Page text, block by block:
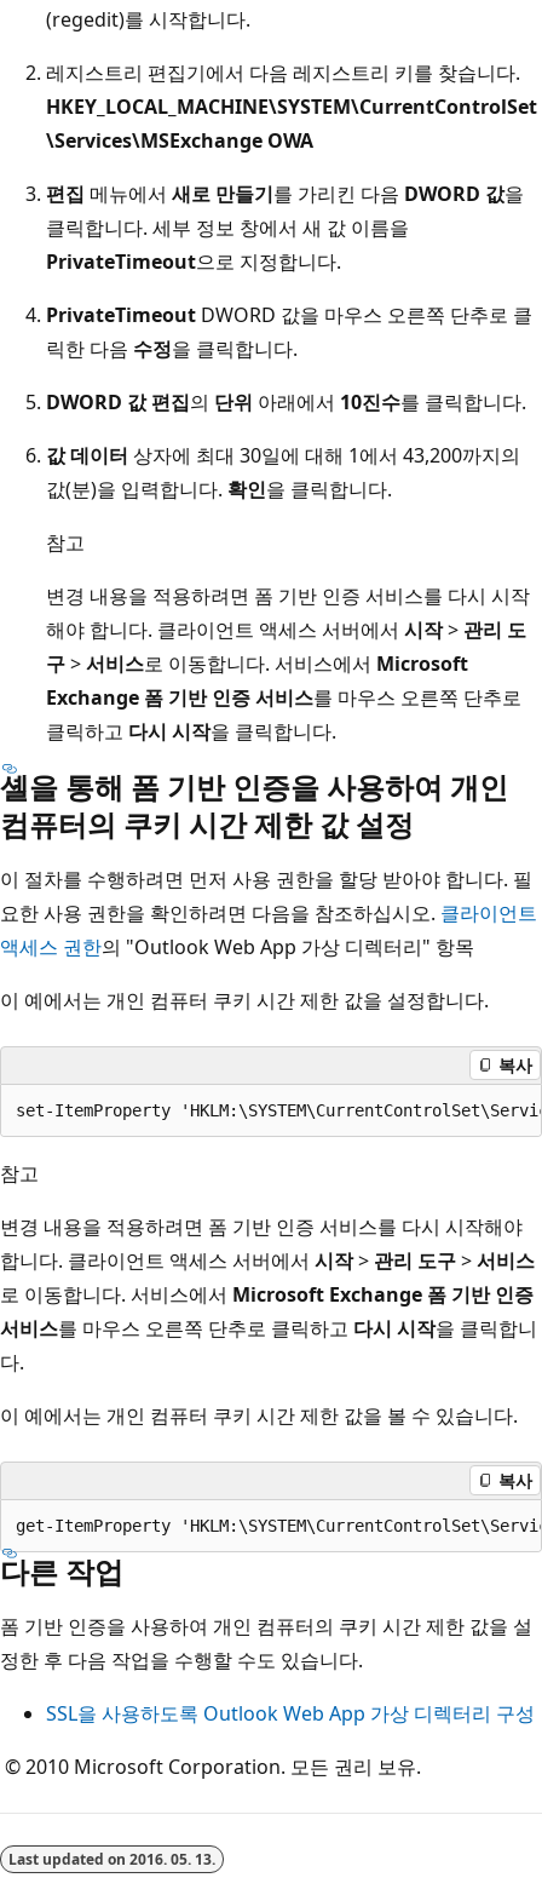
(regedit)를 시작합니다.
레지스트리 편집기에서 다음 레지스트리 키를 찾습니다.
HKEY_LOCAL_MACHINE\SYSTEM\CurrentControlSet
\Services\MSExchange OWA
편집 메뉴에서 새로 만들기를 가리킨 다음 DWORD 값을
클릭합니다. 세부 정보 창에서 새 값 이름을
PrivateTimeout으로 지정합니다.
PrivateTimeout DWORD 값을 마우스 오른쪽 단추로 클
릭한 다음 수정을 클릭합니다.
DWORD 값 편집의 단위 아래에서 10진수를 클릭합니다.
값 데이터 상자에 최대 30일에 대해 1에서 43,200까지의
값(분)을 입력합니다. 확인을 클릭합니다.
참고
변경 내용을 적용하려면 폼 기반 인증 서비스를 다시 시작
해야 합니다. 클라이언트 액세스 서버에서 시작> 관리 도
구>서비스로 이동합니다. 서비스에서 Microsoft
Exchange 폼 기반 인증 서비스를 마우스 오른쪽 단추로
클릭하고 다시 시작을 클릭합니다.
셸을 통해 폼 기반 인증을 사용하여 개인
컴퓨터의 쿠키 시간 제한 값 설정
이 절차를 수행하려면 먼저 사용 권한을 할당 받아야 합니다. 필
요한 사용 권한을 확인하려면 다음을 참조하십시오. 클라이언트
액세스 권한의 "Outlook Web App 가상 디렉터리" 항목
이 예에서는 개인 컴퓨터 쿠키 시간 제한 값을 설정합니다.
복사
참고
변경 내용을 적용하려면 폼 기반 인증 서비스를 다시 시작해야
합니다. 클라이언트 액세스 서버에서 시작> 관리 도구>서비스
로 이동합니다. 서비스에서 Microsoft Exchange 폼 기반 인증
서비스를 마우스 오른쪽 단추로 클릭하고 다시 시작을 클릭합니
다.
이 예에서는 개인 컴퓨터 쿠키 시간 제한 값을 볼 수 있습니다.
복사
다른 작업
폼 기반 인증을 사용하여 개인 컴퓨터의 쿠키 시간 제한 값을 설
정한 후 다음 작업을 수행할 수도 있습니다.
SSL을 사용하도록 Outlook Web App 가상 디렉터리 구성
© 2010 Microsoft Corporation. 모든 권리 보유.
Last updated on 2016. 05. 13.